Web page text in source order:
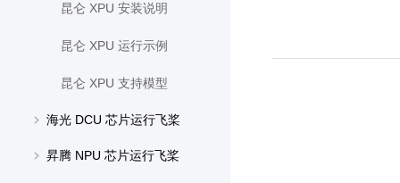
昆仑 XPU 安装说明
昆仑 XPU 运行示例
昆仑 XPU 支持模型
海光 DCU 芯片运行飞桨
昇腾 NPU 芯片运行飞桨